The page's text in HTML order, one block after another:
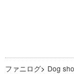
ファニログ> Dog